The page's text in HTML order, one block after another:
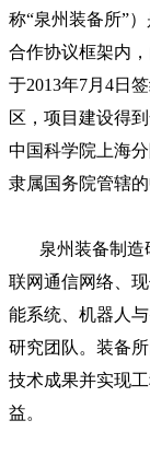
称“泉州装备所”
合作协议框架内
于2013年7月4日
区，项目建设得
中国科学院上海
隶属国务院管辖
泉州装备制造
联网通信网络、
能系统、机器人
研究团队。装备
技术成果并实现
益。